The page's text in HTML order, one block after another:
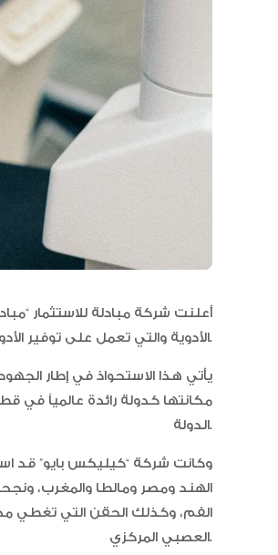
أعلنت شركة مبادلة للاستثمار
الأدوية والتي تعمل على توفير الأدوية العامة المتطورة في الأسواق الناشئة.
يأتي هذا الاستحواذ في إطار
مكانتها كدولة رائدة عالمياً في
الدولة.
الهند ومصر ومالطا والمغرب،
الفم، وكذلك الحقن التي تغطي
العصبي المركزي.